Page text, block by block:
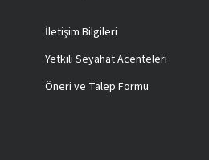
İletişim Bilgileri
Yetkili Seyahat Acenteleri
Öneri ve Talep Formu